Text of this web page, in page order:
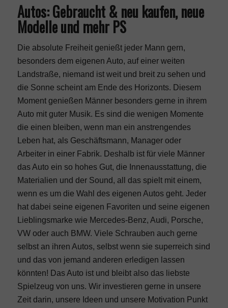
Autos: Gebraucht & neu kaufen, neue
Modelle und mehr PS
Die absolute Freiheit genießt jeder Mann gern,
besonders dem eigenen Auto, auf einer weiten
Landstraße, niemand ist weit und breit zu sehen und
die Sonne scheint am Ende des Horizonts. Diesem
Moment genießen Männer besonders gerne in ihrem
Auto mit guter Musik. Es sind die wenigen Momente
die einen bleiben, wenn man ein anstrengendes
Leben hat, als Geschäftsmann, Manager oder
Arbeiter in einer Fabrik. Deshalb ist für viele Männer
das Auto ein so hohes Gut, die Innenausstattung, die
Materialien und der Sound, all das spielt mit einem,
wenn es um die Wahl des eigenen Autos geht. Jeder
hat dabei seine eigenen Favoriten und seine eigenen
Lieblingsmarke wie Mercedes-Benz, Audi, Porsche,
VW oder auch BMW. Viele Schrauben auch gerne
selbst an ihren Autos, selbst wenn sie superreich sind
und das von jemand anderen erledigen lassen
könnten! Das Auto ist und bleibt also das liebste
Spielzeug von uns. Wir investieren gerne in unsere
Zeit darin, unsere Ideen und unsere Motivation Punkt